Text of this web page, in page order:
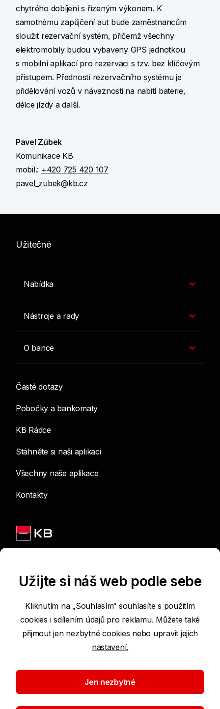
chytrého dobíjení s řízeným výkonem. K
samotnému zapůjčení aut bude zaměstnancům
sloužit rezervační systém, přičemž všechny
elektromobily budou vybaveny GPS jednotkou
s mobilní aplikací pro rezervaci s tzv. bez klíčovým
přístupem. Předností rezervačního systému je
přidělování vozů v návaznosti na nabití baterie,
délce jízdy a další.
Pavel Zúbek
Komunikace KB
mobil.: +420 725 420 107
pavel_zubek@kb.cz
Užitečné
Nabídka
Nástroje a rady
O bance
Časté dotazy
Pobočky a bankomaty
KB Rádce
Stáhněte si naši aplikaci
Všechny naše aplikace
Kontakty
Podmínky používání internetových stránek
Prohlášení o přístupnosti
Ochrana osobních údajů
Užijte si náš web podle sebe
Kliknutím na „Souhlasím“ souhlasíte s použitím
cookies i sdílením údajů pro reklamu. Můžete také
přijmout jen nezbytné cookies nebo upravit jejich
nastavení.
Jen nezbytné